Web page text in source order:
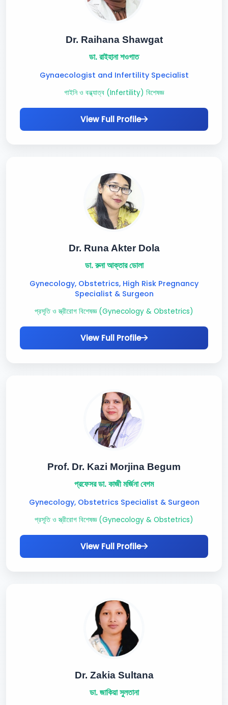
Dr. Raihana Shawgat
ডা. রাইহানা শওগাত
Gynaecologist and Infertility Specialist
গাইনি ও বন্ধ্যাত্ব (Infertility) বিশেষজ্ঞ
View Full Profile
Dr. Runa Akter Dola
ডা. রুনা আক্তার ডোলা
Gynecology, Obstetrics, High Risk Pregnancy
Specialist & Surgeon
প্রসূতি ও স্ত্রীরোগ বিশেষজ্ঞ (Gynecology & Obstetrics)
View Full Profile
Prof. Dr. Kazi Morjina Begum
প্রফেসর ডা. কাজী মর্জিনা বেগম
Gynecology, Obstetrics Specialist & Surgeon
প্রসূতি ও স্ত্রীরোগ বিশেষজ্ঞ (Gynecology & Obstetrics)
View Full Profile
Dr. Zakia Sultana
ডা. জাকিয়া সুলতানা